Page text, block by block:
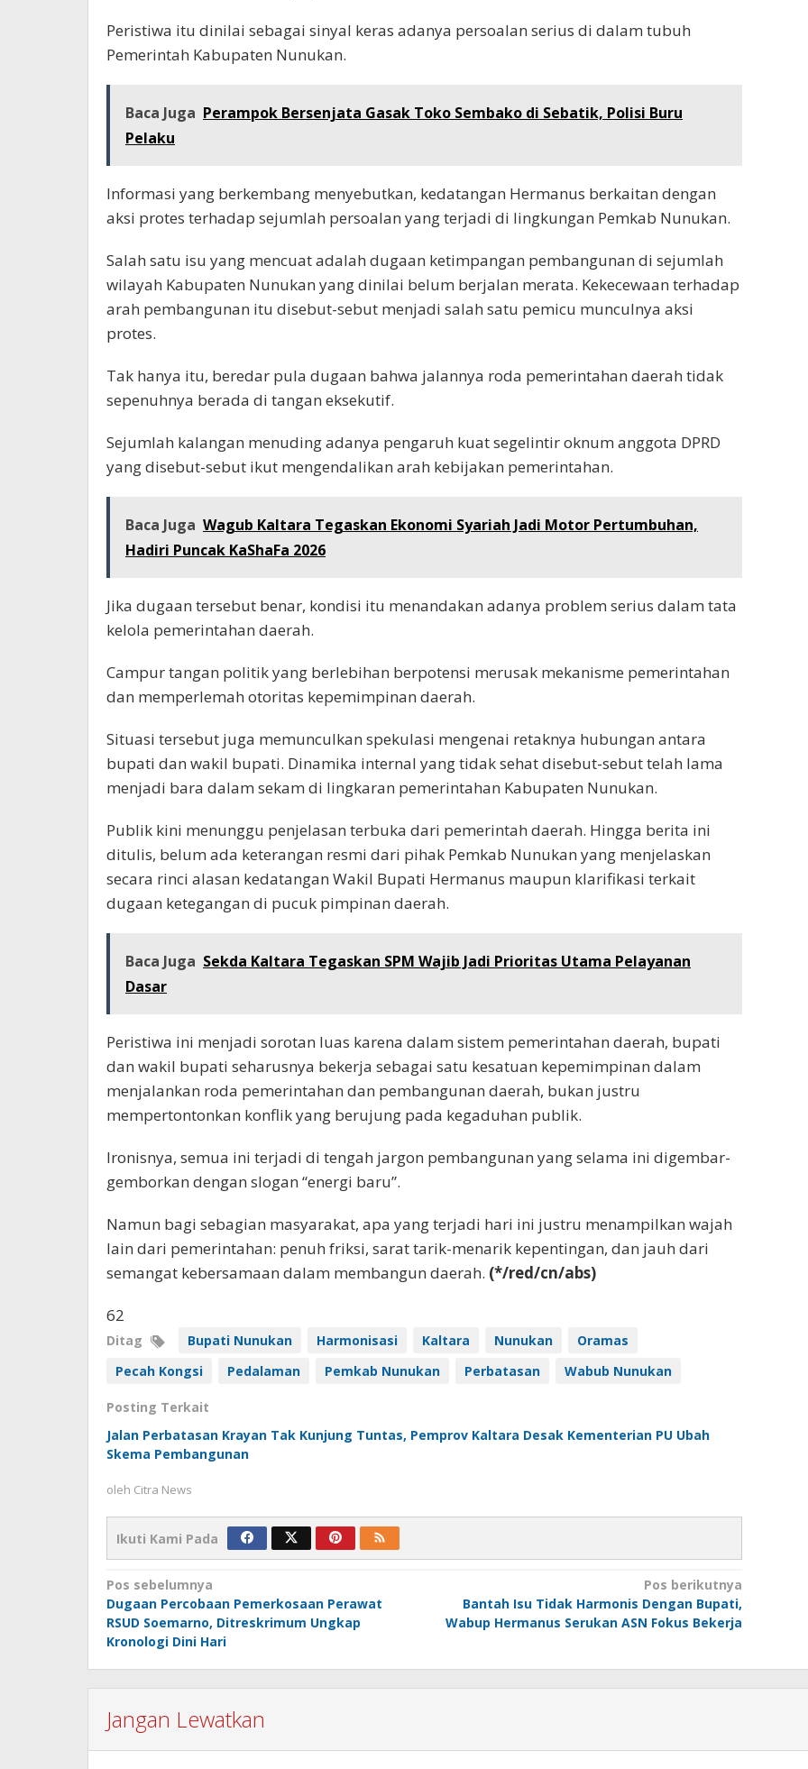
Peristiwa itu dinilai sebagai sinyal keras adanya persoalan serius di dalam tubuh
Pemerintah Kabupaten Nunukan.
Baca Juga Perampok Bersenjata Gasak Toko Sembako di Sebatik, Polisi Buru
Pelaku
Informasi yang berkembang menyebutkan, kedatangan Hermanus berkaitan dengan
aksi protes terhadap sejumlah persoalan yang terjadi di lingkungan Pemkab Nunukan.
Salah satu isu yang mencuat adalah dugaan ketimpangan pembangunan di sejumlah
wilayah Kabupaten Nunukan yang dinilai belum berjalan merata. Kekecewaan terhadap
arah pembangunan itu disebut-sebut menjadi salah satu pemicu munculnya aksi
protes.
Tak hanya itu, beredar pula dugaan bahwa jalannya roda pemerintahan daerah tidak
sepenuhnya berada di tangan eksekutif.
Sejumlah kalangan menuding adanya pengaruh kuat segelintir oknum anggota DPRD
yang disebut-sebut ikut mengendalikan arah kebijakan pemerintahan.
Baca Juga Wagub Kaltara Tegaskan Ekonomi Syariah Jadi Motor Pertumbuhan,
Hadiri Puncak KaShaFa 2026
Jika dugaan tersebut benar, kondisi itu menandakan adanya problem serius dalam tata
kelola pemerintahan daerah.
Campur tangan politik yang berlebihan berpotensi merusak mekanisme pemerintahan
dan memperlemah otoritas kepemimpinan daerah.
Situasi tersebut juga memunculkan spekulasi mengenai retaknya hubungan antara
bupati dan wakil bupati. Dinamika internal yang tidak sehat disebut-sebut telah lama
menjadi bara dalam sekam di lingkaran pemerintahan Kabupaten Nunukan.
Publik kini menunggu penjelasan terbuka dari pemerintah daerah. Hingga berita ini
ditulis, belum ada keterangan resmi dari pihak Pemkab Nunukan yang menjelaskan
secara rinci alasan kedatangan Wakil Bupati Hermanus maupun klarifikasi terkait
dugaan ketegangan di pucuk pimpinan daerah.
Baca Juga Sekda Kaltara Tegaskan SPM Wajib Jadi Prioritas Utama Pelayanan
Dasar
Peristiwa ini menjadi sorotan luas karena dalam sistem pemerintahan daerah, bupati
dan wakil bupati seharusnya bekerja sebagai satu kesatuan kepemimpinan dalam
menjalankan roda pemerintahan dan pembangunan daerah, bukan justru
mempertontonkan konflik yang berujung pada kegaduhan publik.
Ironisnya, semua ini terjadi di tengah jargon pembangunan yang selama ini digembar-
gemborkan dengan slogan “energi baru”.
Namun bagi sebagian masyarakat, apa yang terjadi hari ini justru menampilkan wajah
lain dari pemerintahan: penuh friksi, sarat tarik-menarik kepentingan, dan jauh dari
semangat kebersamaan dalam membangun daerah. (*/red/cn/abs)
62
Ditag Bupati Nunukan Harmonisasi Kaltara Nunukan
Oramas
Pecah Kongsi
Pedalaman Pemkab Nunukan Perbatasan Wabub Nunukan
Posting Terkait
Jalan Perbatasan Krayan Tak Kunjung Tuntas, Pemprov Kaltara Desak Kementerian PU Ubah
Skema Pembangunan
oleh Citra News
Ikuti Kami Pada
Navigasi
pos
Pos sebelumnya
Dugaan Percobaan Pemerkosaan Perawat
RSUD Soemarno, Ditreskrimum Ungkap
Kronologi Dini Hari
Pos berikutnya
Bantah Isu Tidak Harmonis Dengan Bupati,
Wabup Hermanus Serukan ASN Fokus Bekerja
Jangan Lewatkan